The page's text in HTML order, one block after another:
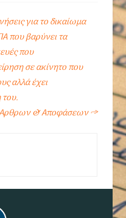
για το δικαίωμα
που βαρύνει τα
που
σε ακίνητο που
αλλά έχει
& Αποφάσεων→